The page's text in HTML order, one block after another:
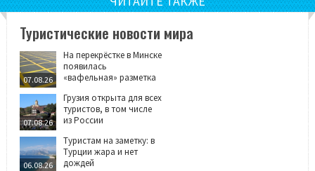
Туристические новости мира
07.08.26
На перекрёстке в Минске
появилась
«вафельная» разметка
07.08.26
Грузия открыта для всех
туристов, в том числе
из России
06.08.26
Туристам на заметку: в
Турции жара и нет
дождей